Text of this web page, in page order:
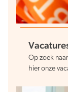
Op zoek
hier onze